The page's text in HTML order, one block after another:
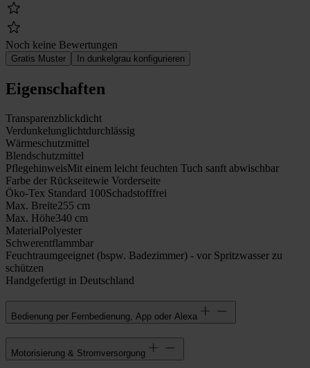
Noch keine Bewertungen
Gratis Muster In dunkelgrau konfigurieren
Eigenschaften
Transparenzblickdicht
Verdunkelunglichtdurchlässig
Wärmeschutzmittel
Blendschutzmittel
PflegehinweisMit einem leicht feuchten Tuch sanft abwischbar
Farbe der Rückseitewie Vorderseite
Öko-Tex Standard 100Schadstofffrei
Max. Breite255 cm
Max. Höhe340 cm
MaterialPolyester
Schwerentflammbar
Feuchtraumgeeignet (bspw. Badezimmer) - vor Spritzwasser zu
schützen
Handgefertigt in Deutschland
Bedienung per Fernbedienung, App oder Alexa
Motorisierung & Stromversorgung